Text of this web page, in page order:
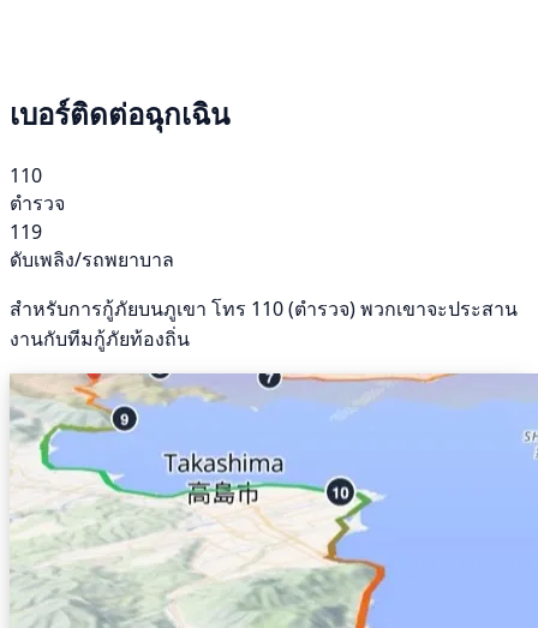
เบอร์ติดต่อฉุกเฉิน
110
ตำรวจ
119
ดับเพลิง/รถพยาบาล
สำหรับการกู้ภัยบนภูเขา โทร 110 (ตำรวจ) พวกเขาจะประสาน
งานกับทีมกู้ภัยท้องถิ่น